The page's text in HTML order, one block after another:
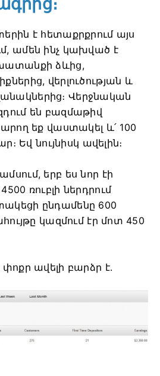
է հետաքրքրում այս
ամեն ինչ կախված է
ձևից,
վերլուծության և
Վերջնական
են բազմաթիվ
եք վաստակել և՛ 100
Եվ նույնիսկ ավելին։
երբ ես նոր էի
ռուբլի ներդրում
ընդամենը 600
կազմում էր մոտ 450
ավելի բարձր է.